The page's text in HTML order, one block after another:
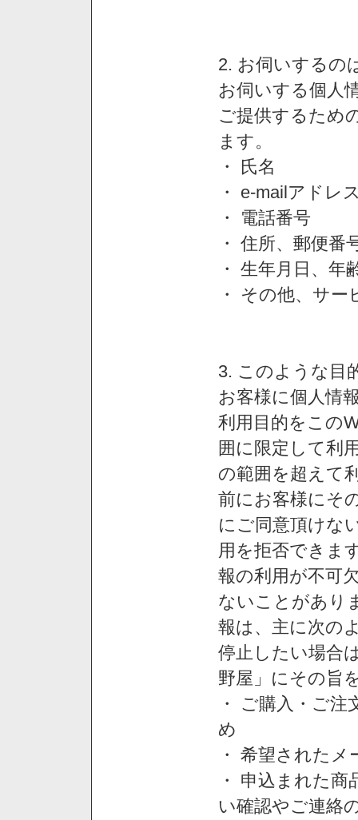
2. お伺いするの
お伺いする個人
ご提供するため
ます。
・ 氏名
・ e-mailアドレ
・ 電話番号
・ 住所、郵便番
・ 生年月日、年
・ その他、サ
3. このような目
お客様に個人情
利用目的をこの
囲に限定して利
の範囲を超えて
前にお客様にそ
にご同意頂けな
用を拒否できま
報の利用が不可
ないことがあり
報は、主に次の
停止したい場合
野屋」にその旨
・ ご購入・ご
め
・ 希望された
・ 申込まれた
い確認やご連絡